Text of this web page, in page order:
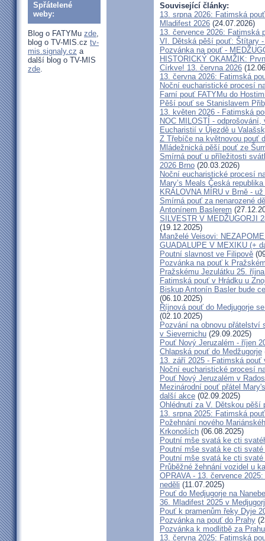
Spřátelené
weby:
Blog o FATYMu zde,
blog o TV-MIS.cz tv-
mis.signaly.cz a
další blog o TV-MIS
zde.
Související články:
13. srpna 2026: Fatimská
Mladifest 2026 (24.07.2026)
13. července 2026: Fatimská
VI. Dětská pěší pouť: Štítary
Pozvánka na pouť -
HISTORICKÝ OKAMŽIK:
Církve! 13. června 2026
13. června 2026: Fatimská
Noční eucharistické procesí
Farní pouť FATYMu do
Pěší pouť se Stanislavem
13. květen 2026 - Fatimská
NOC MILOSTÍ -
Eucharistií v Újezdě u
Z Třebíče na květnovou pouť
Mládežnická pěší pouť ze
Smírná pouť u příležitosti
2026 Brno (20.03.2026)
Noční eucharistické procesí
Mary’s Meals Česká
KRÁLOVNA MÍRU v Brně -
Smírná pouť za nenarozené
Antonínem Baslerem
SILVESTR V MEDŽUGORJI
(19.12.2025)
Manželé Veisovi:
GUADALUPE V MEXIKU (+
Poutní slavnost ve Filipově
Pozvánka na pouť k
Pražskému Jezulátku 25.
Fatimská pouť v Hrádku u
Biskup Antonín Basler bude
(06.10.2025)
Říjnová pouť do Medjugorje
(02.10.2025)
Pozvání na obnovu přátelství
v Sievernichu (29.09.2025)
Pouť Nový Jeruzalém - říjen
Chlapská pouť do Medžugorje
13. září 2025 - Fatimská pouť
Noční eucharistické procesí
Pouť Nový Jeruzalém v
Mezinárodní pouť přátel
další akce (02.09.2025)
Ohlédnutí za V. Dětskou pěší
13. srpna 2025: Fatimská
Požehnání nového
Krkonoších (06.08.2025)
Poutní mše svatá ke cti
Poutní mše svatá ke cti
Poutní mše svatá ke cti
Průběžné žehnání vozidel u
OPRAVA - 13. července
neděli (11.07.2025)
Pouť do Medjugorje na
36. Mladifest 2025 v
Pouť k pramenům řeky Dyje
Pozvánka na pouť do Prahy
Pozvánka k modlitbě za
13. června 2025: Fatimská